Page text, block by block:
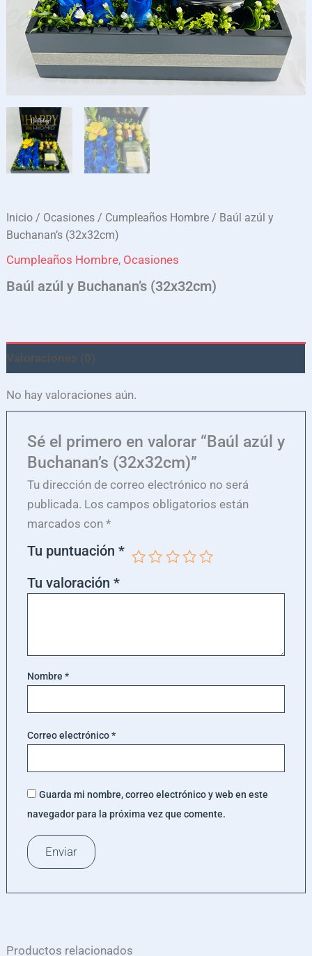
Inicio / Ocasiones / Cumpleaños Hombre / Baúl azúl y
Buchanan’s (32x32cm)
Cumpleaños Hombre, Ocasiones
Baúl azúl y Buchanan’s (32x32cm)
Valoraciones (0)
No hay valoraciones aún.
Sé el primero en valorar “Baúl azúl y
Buchanan’s (32x32cm)”
Tu dirección de correo electrónico no será
publicada. Los campos obligatorios están
marcados con *
Tu puntuación *
Tu valoración *
Nombre *
Correo electrónico*
Guarda mi nombre, correo electrónico y web en este
navegador para la próxima vez que comente.
Productos relacionados